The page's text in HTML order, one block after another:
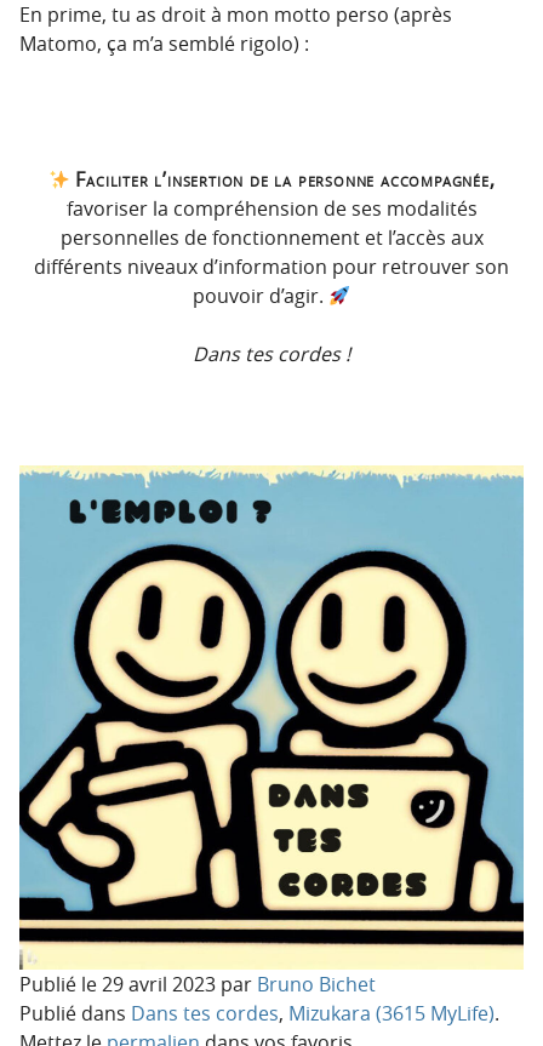
En prime, tu as droit à mon motto perso (après
Matomo, ça m’a semblé rigolo) :
Faciliter l’insertion de la personne accompagnée,
favoriser la compréhension de ses modalités
personnelles de fonctionnement et l’accès aux
différents niveaux d’information pour retrouver son
pouvoir d’agir.
Dans tes cordes !
Publié le29 avril 2023 par Bruno Bichet
Publié dans Dans tes cordes, Mizukara (3615 MyLife).